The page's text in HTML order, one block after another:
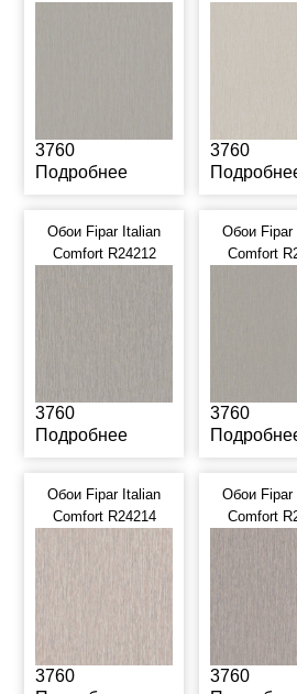
3760
Подробнее
3760
Обои Fipar Italian
Comfort R24212
3760
Подробнее
Обои Fipar
Comfort
3760
Обои Fipar Italian
Comfort R24214
3760
Обои Fipar
Comfort
3760